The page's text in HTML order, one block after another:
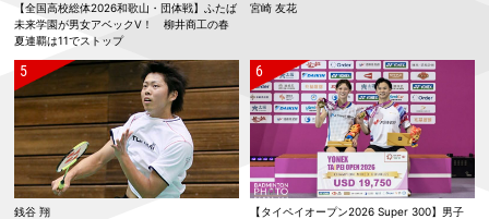
【全国高校総体2026和歌山・団体戦】ふたば
未来学園が男女アベックV！ 柳井商工の春
夏連覇は11でストップ
宮崎 友花
銭谷 翔
【タイペイオープン2026 Super 300】男子